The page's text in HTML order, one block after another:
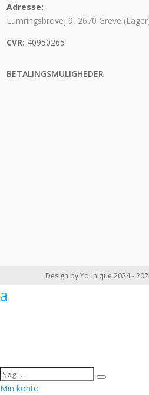
Adresse:
Lumringsbrovej 9, 2670 Greve
CVR: 40950265
BETALINGSMULIGHEDER
Design by Younique 2024 -
Min konto